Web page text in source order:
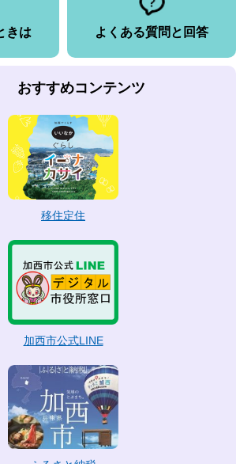
きは よくある質問と回答
おすすめコンテンツ
移住定住
加西市公式LINE